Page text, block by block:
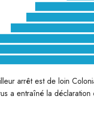
arrêt est de loin
a entraîné la déclaration